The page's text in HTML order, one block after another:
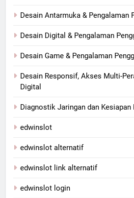
Desain Antarmuka & Pengalaman
Desain Digital & Pengalaman
Desain Game & Pengalaman
Desain Responsif, Akses Multi-
Digital
Diagnostik Jaringan dan Kesiapan
edwinslot
edwinslot alternatif
edwinslot link alternatif
edwinslot login